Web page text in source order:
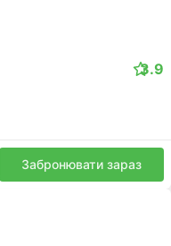
3.9
Забронювати зараз